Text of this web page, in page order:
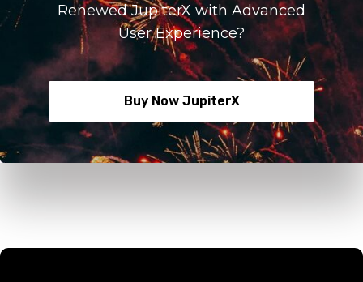
Renewed JupiterX with Advanced
User Experience?
Buy Now JupiterX